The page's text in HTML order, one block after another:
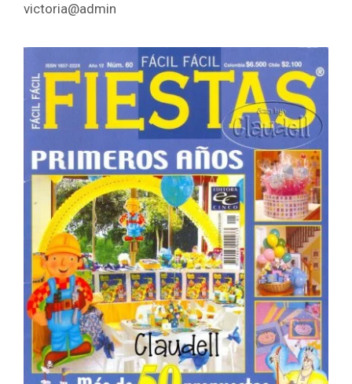
victoria@admin